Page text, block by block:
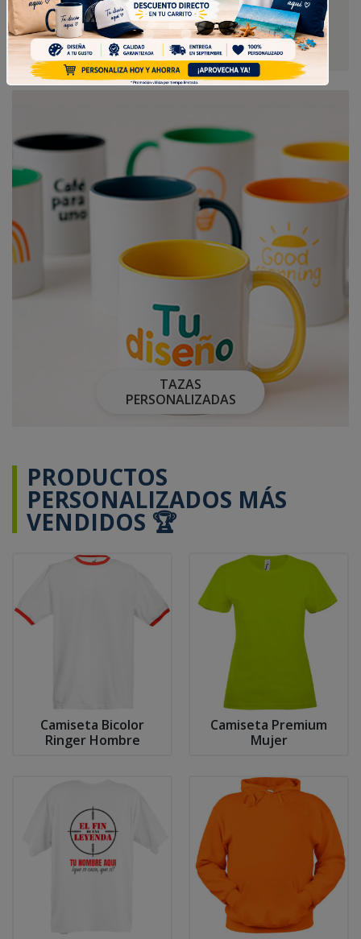
SUDADERAS NIÑOS
TAZAS
PERSONALIZADAS
PRODUCTOS
PERSONALIZADOS MÁS
VENDIDOS 🏆
Camiseta Bicolor
Ringer Hombre
Camiseta Premium
Mujer